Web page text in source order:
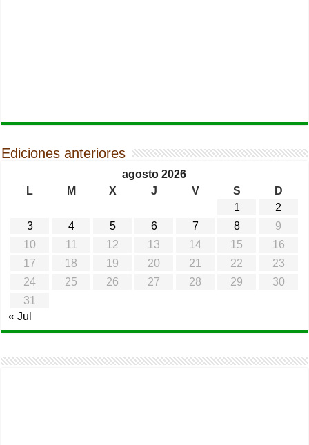
Ediciones anteriores
agosto 2026
L
M X J V S
D
1
2
3
4 5 6 7 8
9
10
11 12 13 14 15
16
17
18 19 20 21 22
23
24
25 26 27 28 29
30
31
« Jul